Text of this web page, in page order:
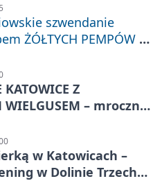
szwendanie
ŻÓŁTYCH PEMPÓW z
Z
WIELGUSEM – mroczne
w Katowicach –
w Dolinie Trzech